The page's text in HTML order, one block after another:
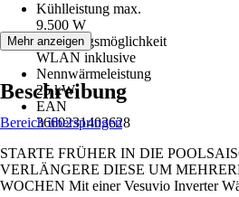
Kühlleistung max.
9.500 W
Steuerungsmöglichkeit
WLAN inklusive
Nennwärmeleistung
25 kW
EAN
3660231403628
Mehr anzeigen
Beschreibung
Bereich überspringen
STARTE FRÜHER IN DIE
VERLÄNGERE DIESE UM
WOCHEN Mit einer Vesuvio Inverter